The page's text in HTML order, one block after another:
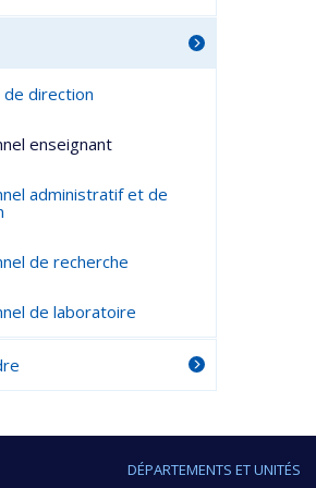
de direction
enseignant
administratif et de
de recherche
de laboratoire
DÉPARTEMENTS ET UNITÉS